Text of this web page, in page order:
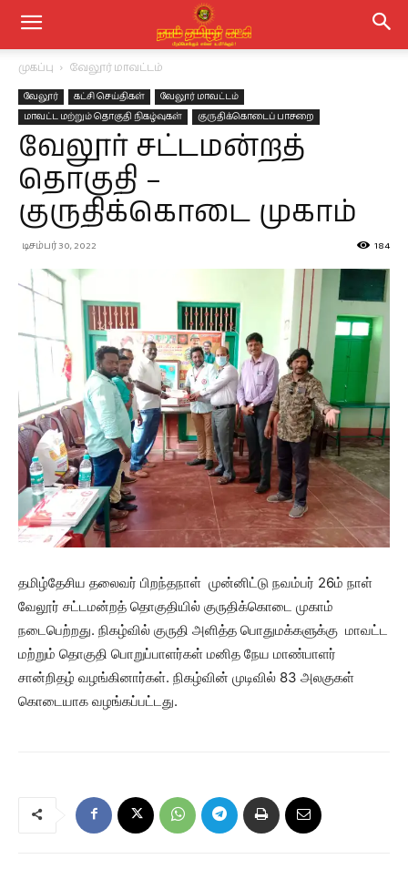
முகப்பு வேலூர் மாவட்டம்
வேலூர் கட்சி செய்திகள்
வேலூர் மாவட்டம்
மாவட்ட மற்றும் தொகுதி நிகழ்வுகள்
குருதிக்கொடைப் பாசறை
வேலூர் சட்டமன்றத்
தொகுதி –
குருதிக்கொடை முகாம்
டிசம்பர் 30, 2022 184
தமிழ்தேசிய தலைவர் பிறந்தநாள் முன்னிட்டு நவம்பர் 26ம் நாள்
வேலூர் சட்டமன்றத் தொகுதியில் குருதிக்கொடை முகாம்
நடைபெற்றது. நிகழ்வில் குருதி அளித்த பொதுமக்களுக்கு மாவட்ட
மற்றும் தொகுதி பொறுப்பாளர்கள் மனித நேய மாண்பாளர்
சான்றிதழ் வழங்கினார்கள். நிகழ்வின் முடிவில் 83 அலகுகள்
கொடையாக வழங்கப்பட்டது.